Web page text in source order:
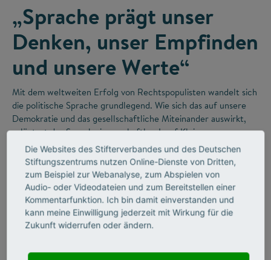
„Sprache prägt unser
Denken, unser Empfinden
und unsere Werte“
Mit dem weltweiten Erfolg von Rechtspopulisten wandelt sich
die politische Sprache grundlegend. Wie sich das auf unsere
Demokratie und das gesellschaftliche Miteinander auswirkt,
erläutert der Sprachwissenschaftler Josef Klein.
Die Websites des Stifterverbandes und des Deutschen
Stiftungszentrums nutzen Online-Dienste von Dritten,
zum Beispiel zur Webanalyse, zum Abspielen von
Audio- oder Videodateien und zum Bereitstellen einer
Kommentarfunktion. Ich bin damit einverstanden und
kann meine Einwilligung jederzeit mit Wirkung für die
Zukunft widerrufen oder ändern.